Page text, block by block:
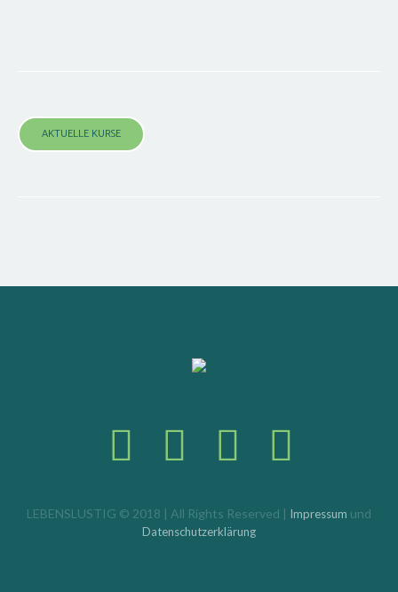
AKTUELLE KURSE
LEBENSLUSTIG © 2018 | All Rights Reserved | Impressum und
Datenschutzerklärung